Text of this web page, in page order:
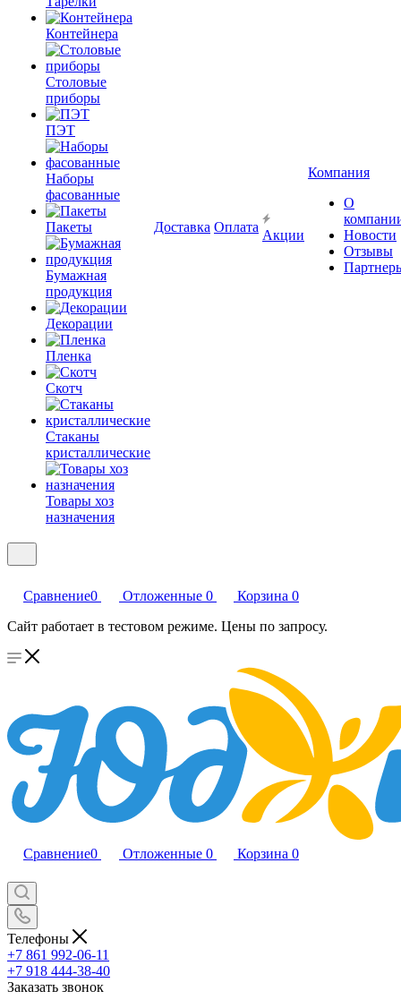
Контейнера
Столовые
приборы
ПЭТ
Наборы
фасованные
Пакеты
Бумажная
продукция
Декорации
Пленка
Скотч
Стаканы
кристаллические
Товары хоз
назначения
Доставка Оплата
Акции
Компания
О
Новости
Отзывы
Сравнение0 Отложенные 0 Корзина 0
Сайт работает в тестовом режиме. Цены по запросу.
Сравнение0 Отложенные 0 Корзина 0
Телефоны
+7 861 992-06-11
+7 918 444-38-40
Заказать звонок